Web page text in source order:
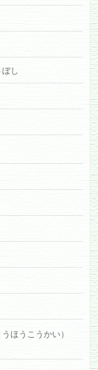
し
ほうこうかい）